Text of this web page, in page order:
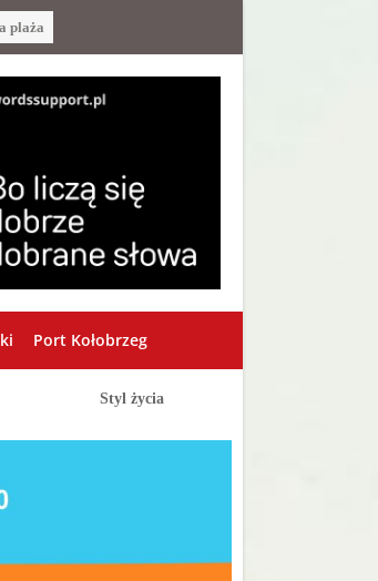
plaża
Port Kołobrzeg
Styl życia